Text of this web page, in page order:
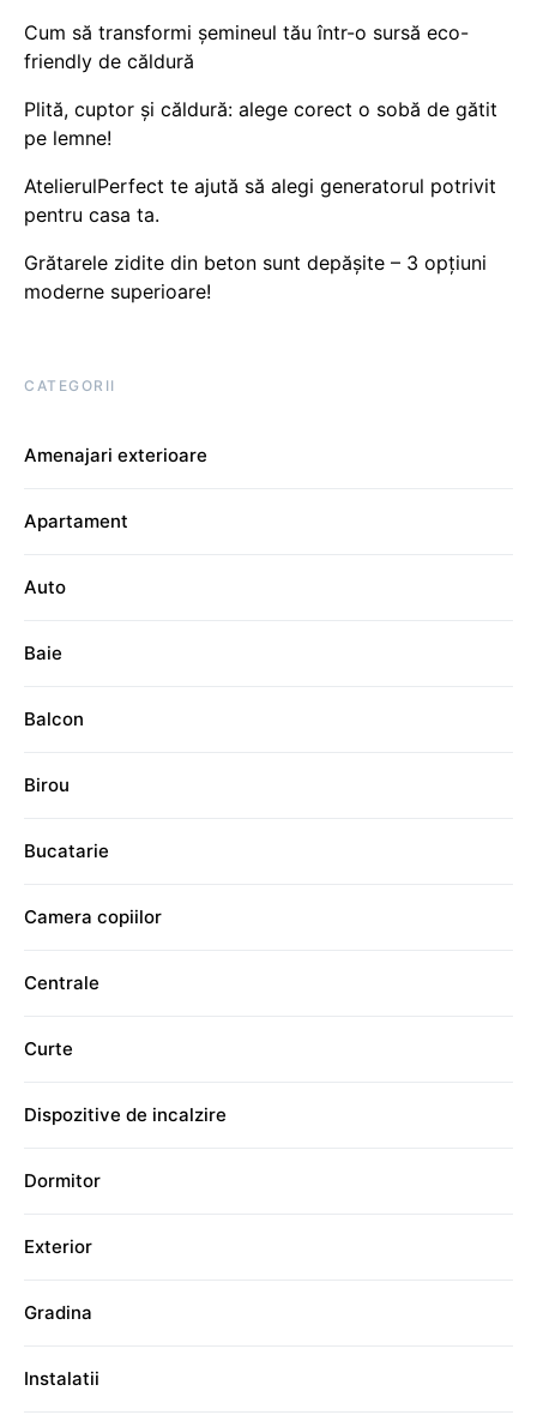
Cum să transformi șemineul tău într-o sursă eco-
friendly de căldură
Plită, cuptor și căldură: alege corect o sobă de gătit
pe lemne!
AtelierulPerfect te ajută să alegi generatorul potrivit
pentru casa ta.
Grătarele zidite din beton sunt depășite – 3 opțiuni
moderne superioare!
CATEGORII
Amenajari exterioare
Apartament
Auto
Baie
Balcon
Birou
Bucatarie
Camera copiilor
Centrale
Curte
Dispozitive de incalzire
Dormitor
Exterior
Gradina
Instalatii